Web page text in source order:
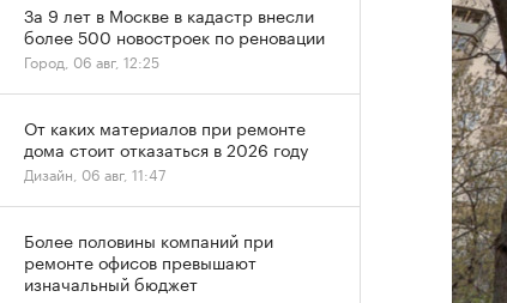
За 9 лет в Москве в кадастр внесли
более 500 новостроек по реновации
Город, 06 авг, 12:25
От каких материалов при ремонте
дома стоит отказаться в 2026 году
Дизайн, 06 авг, 11:47
Более половины компаний при
ремонте офисов превышают
изначальный бюджет